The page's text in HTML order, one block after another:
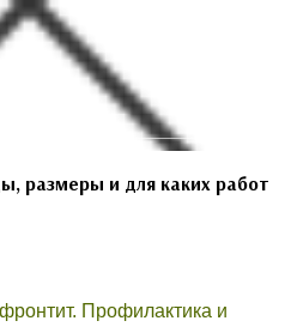
размеры и для каких работ
Профилактика и